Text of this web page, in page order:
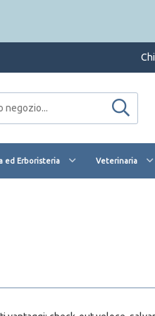
ed Erboristeria Veterinaria